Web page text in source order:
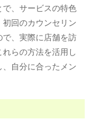
、サービスの特色
回のカウンセリン
、実際に店舗を訪
らの方法を活用し
自分に合ったメン